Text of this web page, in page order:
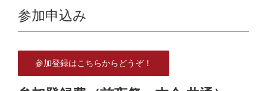
参加申込み
参加登録はこちらからどうぞ！